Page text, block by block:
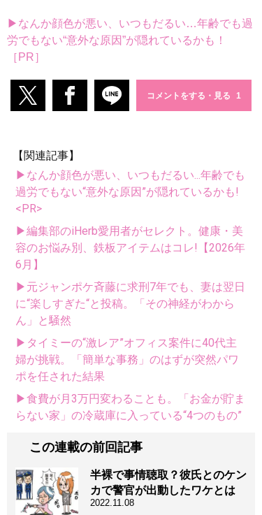
▶なんか顔色が悪い、いつもだるい…年齢でも過
労でもない“意外な原因”が隠れているかも！
［PR］
コメントをする・見る
【関連記事】
▶なんか顔色が悪い、いつもだるい...年齢でも
過労でもない“意外な原因”が隠れているかも!
<PR>
▶編集部のiHerb愛用者がセレクト。健康・美
容のお悩み別、鉄板アイテムはコレ!【2026年
6月】
▶元ジャンポケ斉藤に求刑7年でも、妻は翌日
に“楽しすぎた“と投稿。「その神経がわから
ん」と騒然
▶タイミーの“激レア”オフィス案件に40代主
婦が挑戦。「簡単な事務」のはずが突然パワ
ポを任された結果
▶食費が月3万円変わることも。「お金が貯ま
らない家」の冷蔵庫に入っている“4つのもの”
この連載の前回記事
半裸で事情聴取？彼氏とのケン
カで警官が出動したワケとは
2022.11.08